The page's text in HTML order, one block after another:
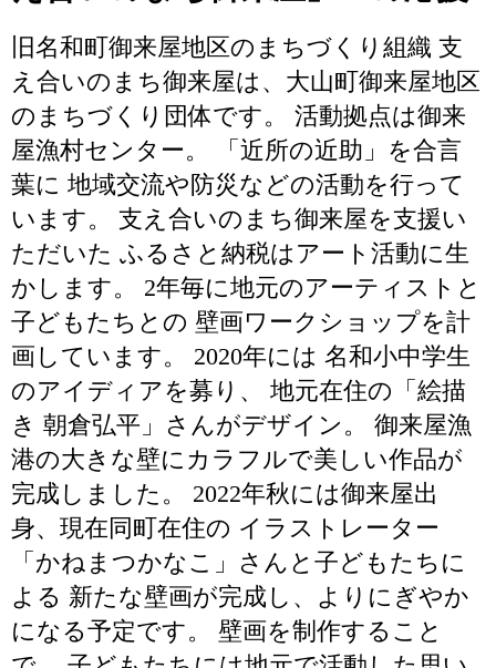
旧名和町御来屋地区のまちづくり組織 支
え合いのまち御来屋は、大山町御来屋地区
のまちづくり団体です。 活動拠点は御来
屋漁村センター。 「近所の近助」を合言
葉に 地域交流や防災などの活動を行って
います。 支え合いのまち御来屋を支援い
ただいた ふるさと納税はアート活動に生
かします。 2年毎に地元のアーティストと
子どもたちとの 壁画ワークショップを計
画しています。 2020年には 名和小中学生
のアイディアを募り、 地元在住の「絵描
き 朝倉弘平」さんがデザイン。 御来屋漁
港の大きな壁にカラフルで美しい作品が
完成しました。 2022年秋には御来屋出
身、現在同町在住の イラストレーター
「かねまつかなこ」さんと子どもたちに
よる 新たな壁画が完成し、よりにぎやか
になる予定です。 壁画を制作すること